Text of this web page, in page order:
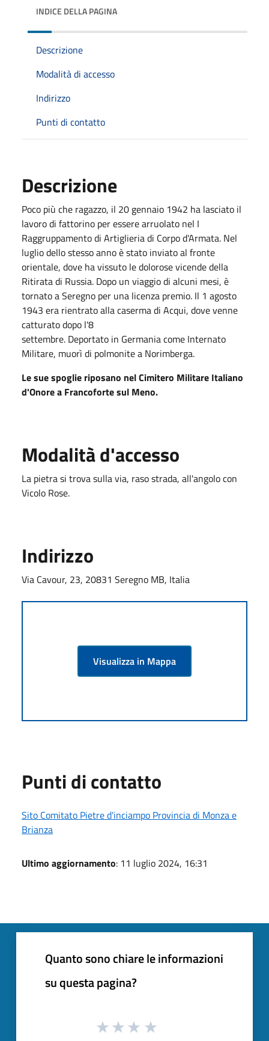
INDICE DELLA PAGINA
Descrizione
Modalità di accesso
Indirizzo
Punti di contatto
Descrizione
Poco più che ragazzo, il 20 gennaio 1942 ha lasciato il
lavoro di fattorino per essere arruolato nel I
Raggruppamento di Artiglieria di Corpo d'Armata. Nel
luglio dello stesso anno è stato inviato al fronte
orientale, dove ha vissuto le dolorose vicende della
Ritirata di Russia. Dopo un viaggio di alcuni mesi, è
tornato a Seregno per una licenza premio. Il 1 agosto
1943 era rientrato alla caserma di Acqui, dove venne
catturato dopo l'8
settembre. Deportato in Germania come Internato
Militare, muorì di polmonite a Norimberga.
Le sue spoglie riposano nel Cimitero Militare Italiano
d'Onore a Francoforte sul Meno.
Modalità d'accesso
La pietra si trova sulla via, raso strada, all'angolo con
Vicolo Rose.
Indirizzo
Via Cavour, 23, 20831 Seregno MB, Italia
Visualizza in Mappa
Punti di contatto
Sito Comitato Pietre d'inciampo Provincia di Monza e
Brianza
Ultimo aggiornamento: 11 luglio 2024, 16:31
Quanto sono chiare le informazioni
su questa pagina?